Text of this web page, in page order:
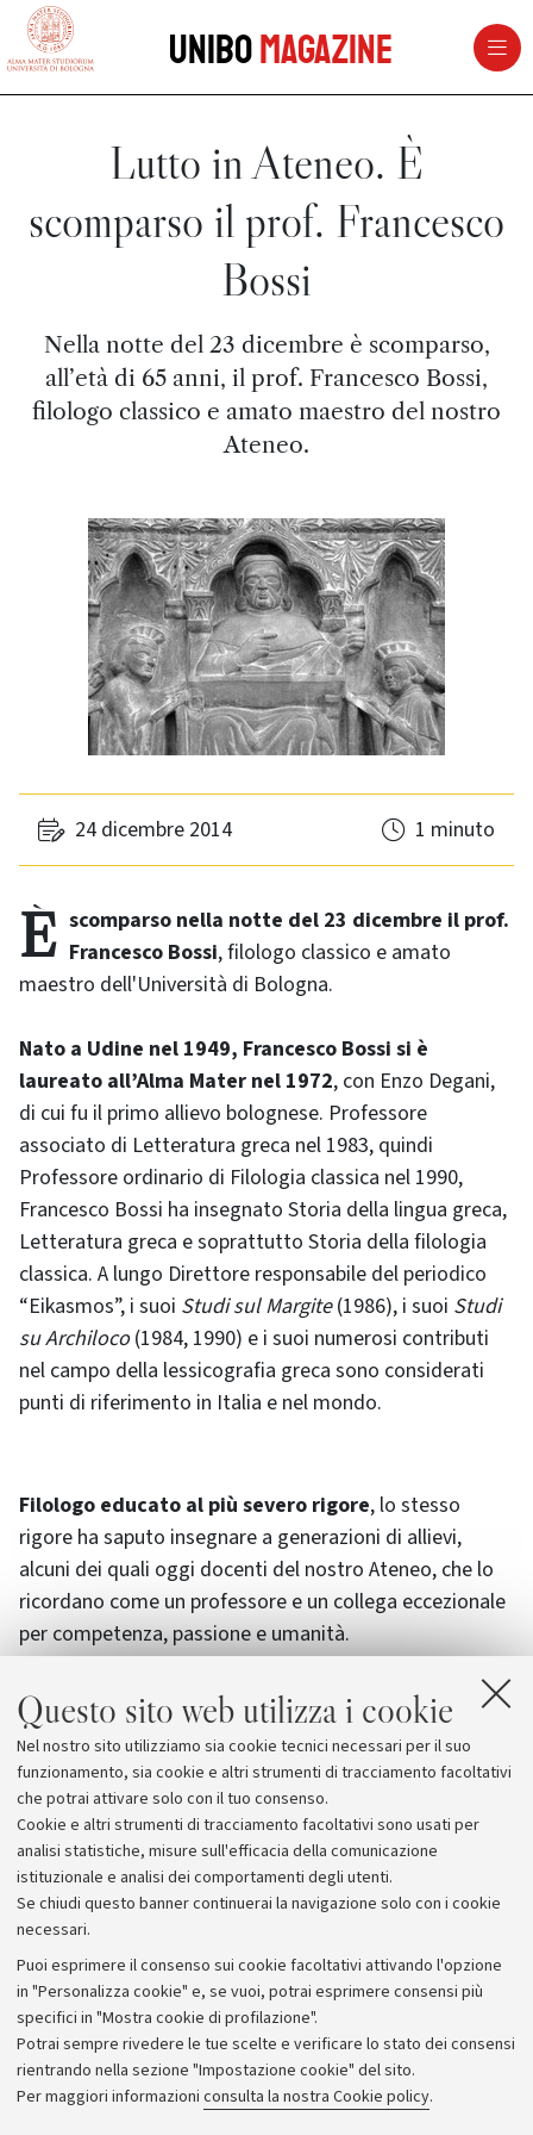
Questo sito web utilizza i cookie
Nel nostro sito utilizziamo sia cookie tecnici necessari per il suo
funzionamento, sia cookie e altri strumenti di tracciamento facoltativi
che potrai attivare solo con il tuo consenso.
Cookie e altri strumenti di tracciamento facoltativi sono usati per
analisi statistiche, misure sull'efficacia della comunicazione
istituzionale e analisi dei comportamenti degli utenti.
Se chiudi questo banner continuerai la navigazione solo con i cookie
necessari.
Puoi esprimere il consenso sui cookie facoltativi attivando l'opzione
in "Personalizza cookie" e, se vuoi, potrai esprimere consensi più
specifici in "Mostra cookie di profilazione".
Potrai sempre rivedere le tue scelte e verificare lo stato dei consensi
rientrando nella sezione "Impostazione cookie" del sito.
Per maggiori informazioni consulta la nostra Cookie policy.
vai al contenuto della pagina
UniboMagazine
Lutto in Ateneo. È
scomparso il prof. Francesco
Bossi
Nella notte del 23 dicembre è scomparso,
all’età di 65 anni, il prof. Francesco Bossi,
filologo classico e amato maestro del nostro
Ateneo.
24 dicembre 2014 1 minuto
È scomparso nella notte del 23 dicembre il prof. Francesco Bossi, filologo classico e amato
maestro dell'Università di Bologna.
Nato a Udine nel 1949, Francesco Bossi si è
laureato all’Alma Mater nel 1972, con Enzo Degani,
di cui fu il primo allievo bolognese. Professore
associato di Letteratura greca nel 1983, quindi
Professore ordinario di Filologia classica nel 1990,
Francesco Bossi ha insegnato Storia della lingua greca,
Letteratura greca e soprattutto Storia della filologia
classica. A lungo Direttore responsabile del periodico
“Eikasmos”, i suoi Studi sul Margite(1986), i suoi Studi
su Archiloco(1984, 1990) e i suoi numerosi contributi
nel campo della lessicografia greca sono considerati
punti di riferimento in Italia e nel mondo.
Filologo educato al più severo rigore, lo stesso
rigore ha saputo insegnare a generazioni di allievi,
alcuni dei quali oggi docenti del nostro Ateneo, che lo
ricordano come un professore e un collega eccezionale
per competenza, passione e umanità.
La cerimonia funebre si svolgerà sabato 27 dicembre,
alle ore 11.00, presso la Cappella di S. Gregorio
dell’Ospedale S. Orsola-Malpighi.
Archivio
Comunicati stampa
Redazione
Rassegna stampa